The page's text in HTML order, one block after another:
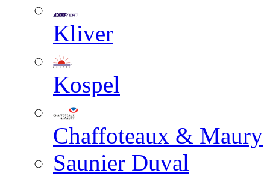
Kliver
Kospel
Chaffoteaux & Maury
Saunier Duval